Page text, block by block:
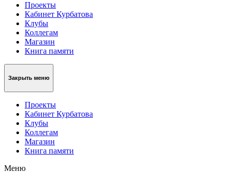
Проекты
Кабинет Курбатова
Клубы
Коллегам
Магазин
Книга памяти
Закрыть меню
Проекты
Кабинет Курбатова
Клубы
Коллегам
Магазин
Книга памяти
Меню